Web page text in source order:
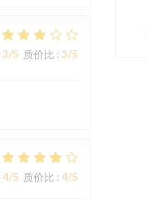
3/5 质价比 : 3/5
4/5 质价比 : 4/5